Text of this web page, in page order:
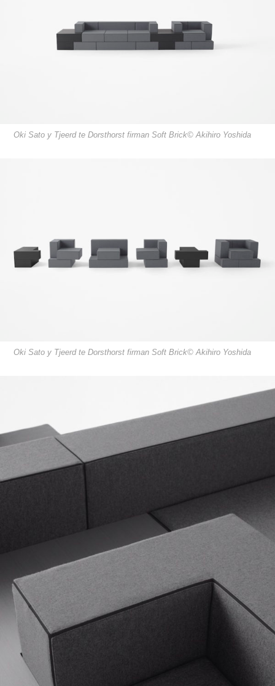
Oki Sato y Tjeerd te Dorsthorst firman Soft Brick© Akihiro Yoshida
Oki Sato y Tjeerd te Dorsthorst firman Soft Brick© Akihiro Yoshida